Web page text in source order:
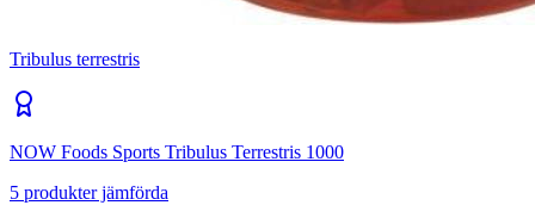
Tribulus terrestris
NOW Foods Sports Tribulus Terrestris 1000
5 produkter jämförda